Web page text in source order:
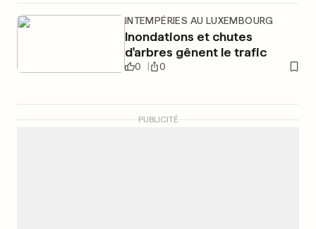
INTEMPÉRIES AU LUXEMBOURG
Inondations et chutes
d'arbres gênent le trafic
0 0
PUBLICITÉ